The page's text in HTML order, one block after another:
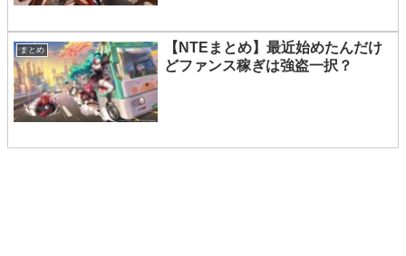
まとめ
【NTEまとめ】最近始めたんだけ
どファンス稼ぎは強盗一択？